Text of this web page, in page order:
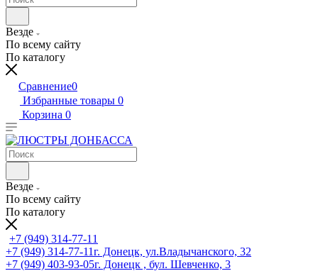
Везде
По всему сайту
По каталогу
Сравнение0
Избранные товары 0
Корзина 0
Везде
По всему сайту
По каталогу
+7 (949) 314-77-11
+7 (949) 314-77-11г. Донецк, ул.Владычанского, 32
+7 (949) 403-93-05г. Донецк , бул. Шевченко, 3